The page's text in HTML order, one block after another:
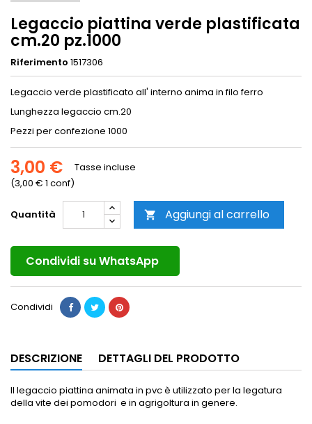
Legaccio piattina verde plastificata
cm.20 pz.1000
Riferimento 1517306
Legaccio verde plastificato all' interno anima in filo ferro
Lunghezza legaccio cm.20
Pezzi per confezione 1000
3,00 €
(3,00 € 1 conf)
Tasse incluse
Quantità  Aggiungi al carrello
Condividi su WhatsApp
Condividi
DESCRIZIONE DETTAGLI DEL PRODOTTO
Il legaccio piattina animata in pvc è utilizzato per la legatura
della vite dei pomodori e in agrigoltura in genere.